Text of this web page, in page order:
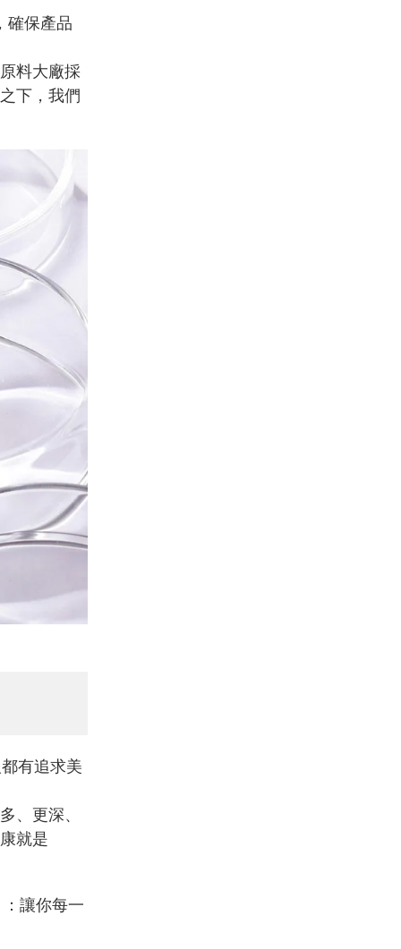
確保產品
料大廠採
下，我們
有追求美
、更深、
就是
讓你每一